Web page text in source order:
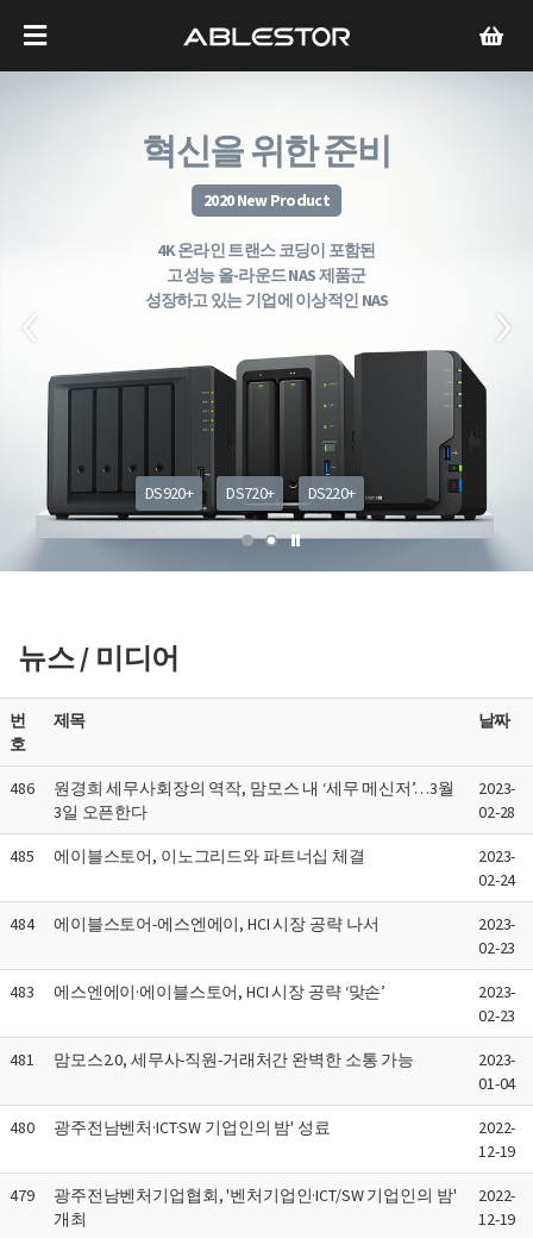
혁신을 위한 준비
2020 New Product
4K 온라인 트랜스 코딩이 포함된
고성능 올-라운드 NAS 제품군
성장하고 있는 기업에 이상적인 NAS
DS920+ DS720+ DS220+
뉴스 / 미디어
번
호
제목 날짜
486
원경희 세무사회장의 역작, 맘모스 내 ‘세무 메신저’…3월
3일 오픈한다
2023-
02-28
485 에이블스토어, 이노그리드와 파트너십 체결
2023-
02-24
484 에이블스토어-에스엔에이, HCI 시장 공략 나서
2023-
02-23
483 에스엔에이·에이블스토어, HCI 시장 공략 ‘맞손’
2023-
02-23
481 맘모스2.0, 세무사-직원-거래처간 완벽한 소통 가능
2023-
01-04
480 광주전남벤처·ICT·SW 기업인의 밤' 성료
2022-
12-19
479
광주전남벤처기업협회, '벤처기업인·ICT/SW 기업인의 밤'
개최
2022-
12-19